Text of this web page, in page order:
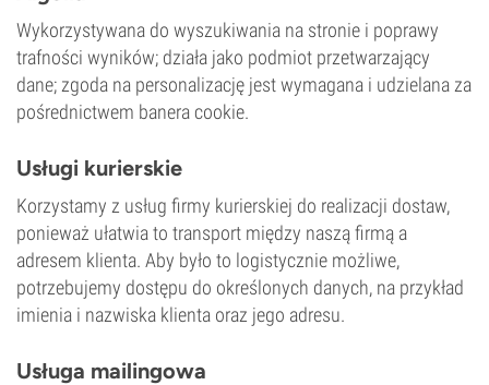
Wykorzystywana do wyszukiwania na stronie i poprawy
trafności wyników; działa jako podmiot przetwarzający
dane; zgoda na personalizację jest wymagana i udzielana za
pośrednictwem banera cookie.
Usługi kurierskie
Korzystamy z usług firmy kurierskiej do realizacji dostaw,
ponieważ ułatwia to transport między naszą firmą a
adresem klienta. Aby było to logistycznie możliwe,
potrzebujemy dostępu do określonych danych, na przykład
imienia i nazwiska klienta oraz jego adresu.
Usługa mailingowa